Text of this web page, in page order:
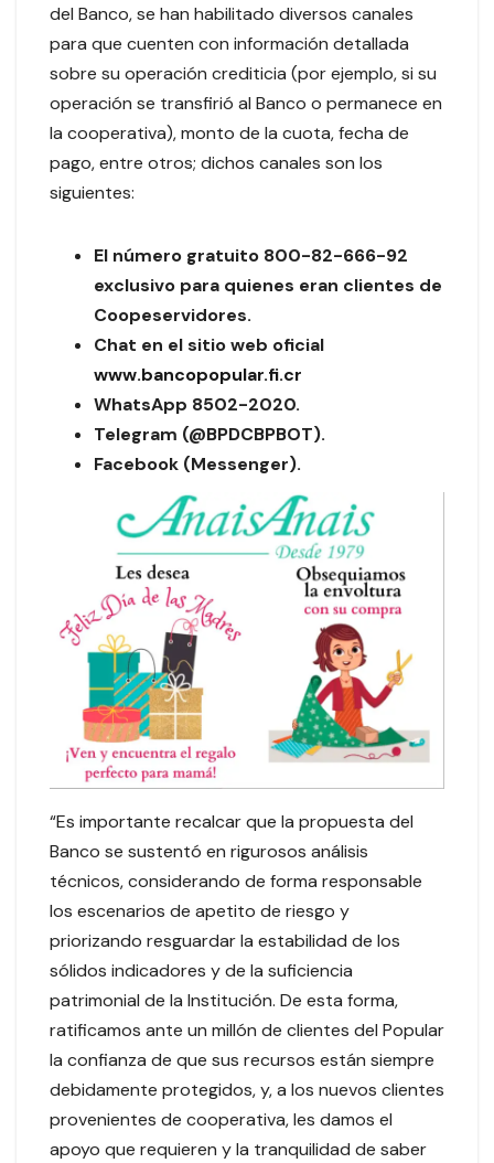
del Banco, se han habilitado diversos canales
para que cuenten con información detallada
sobre su operación crediticia (por ejemplo, si su
operación se transfirió al Banco o permanece en
la cooperativa), monto de la cuota, fecha de
pago, entre otros; dichos canales son los
siguientes:
El número gratuito 800-82-666-92
exclusivo para quienes eran clientes de
Coopeservidores.
Chat en el sitio web oficial
www.bancopopular.fi.cr
WhatsApp 8502-2020.
Telegram (@BPDCBPBOT).
Facebook (Messenger).
“Es importante recalcar que la propuesta del
Banco se sustentó en rigurosos análisis
técnicos, considerando de forma responsable
los escenarios de apetito de riesgo y
priorizando resguardar la estabilidad de los
sólidos indicadores y de la suficiencia
patrimonial de la Institución. De esta forma,
ratificamos ante un millón de clientes del Popular
la confianza de que sus recursos están siempre
debidamente protegidos, y, a los nuevos clientes
provenientes de cooperativa, les damos el
apoyo que requieren y la tranquilidad de saber